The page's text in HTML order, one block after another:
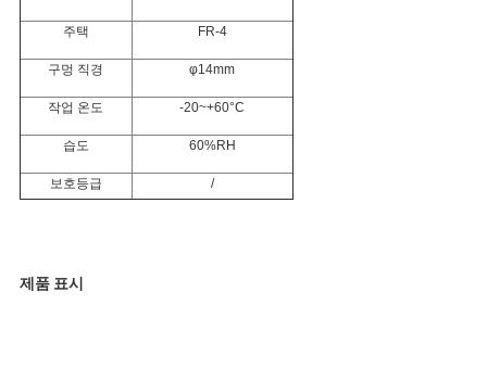
이
트
맵
PRIVACY
주택 FR-4
구멍 직경 φ14mm
작업 온도 -20~+60°C
습도 60%RH
보호등급 /
제품 표시